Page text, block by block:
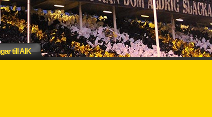
till AIK